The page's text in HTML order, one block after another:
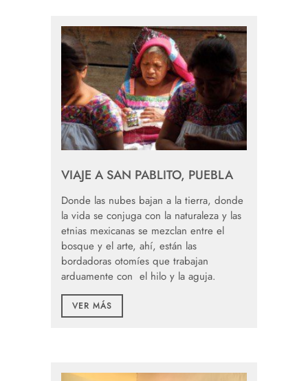
VIAJE A SAN PABLITO, PUEBLA
Donde las nubes bajan a la tierra, donde
la vida se conjuga con la naturaleza y las
etnias mexicanas se mezclan entre el
bosque y el arte, ahí, están las
bordadoras otomíes que trabajan
arduamente con el hilo y la aguja.
VER MÁS